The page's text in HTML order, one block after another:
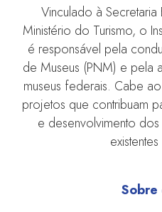
Vinculado à
Ministério do Turismo, o
é responsável pela
de Museus (PNM) e pela
museus federais. Cabe
projetos que contribuam
e desenvolvimento
Sobre